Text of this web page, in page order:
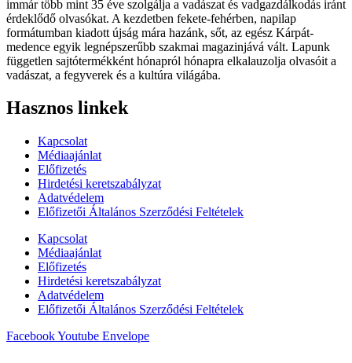
immár több mint 35 éve szolgálja a vadászat és vadgazdálkodás iránt
érdeklődő olvasókat. A kezdetben fekete-fehérben, napilap
formátumban kiadott újság mára hazánk, sőt, az egész Kárpát-
medence egyik legnépszerűbb szakmai magazinjává vált. Lapunk
független sajtótermékként hónapról hónapra elkalauzolja olvasóit a
vadászat, a fegyverek és a kultúra világába.
Hasznos linkek
Kapcsolat
Médiaajánlat
Előfizetés
Hirdetési keretszabályzat
Adatvédelem
Előfizetői Általános Szerződési Feltételek
Kapcsolat
Médiaajánlat
Előfizetés
Hirdetési keretszabályzat
Adatvédelem
Előfizetői Általános Szerződési Feltételek
FacebookYoutube Envelope